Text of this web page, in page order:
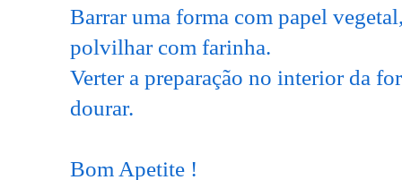
Barrar uma forma com papel
polvilhar com farinha.
Verter a preparação no interior da
dourar.
Bom Apetite !